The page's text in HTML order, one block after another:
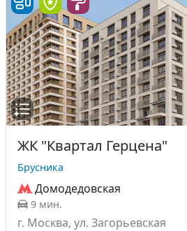
ЖК "Квартал Герцена"
Брусника
Домодедовская
9 мин.
г. Москва, ул. Загорьевская